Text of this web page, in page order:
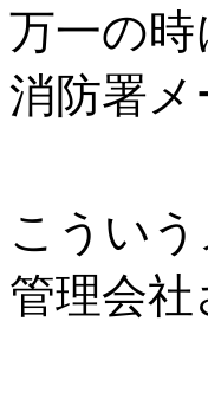
万一の
消防署
こうい
管理会社